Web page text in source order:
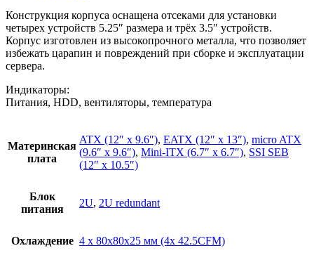
1x3.5ext,
2x3.5int,
650mm)
черный
Конструкция корпуса оснащена отсеками для установки
четырех устройств 5.25″ размера и трёх 3.5″ устройств.
Корпус изготовлен из высокопрочного металла, что позволяет
избежать царапин и повреждений при сборке и эксплуатации
сервера.
Индикаторы:
Питания, HDD, вентиляторы, температура
Материнская
плата
ATX (12″ x 9.6″), EATX (12″ x 13″), micro ATX
(9.6″ x 9.6″), Mini-ITX (6.7″ x 6.7″), SSI SEB
(12″ x 10.5″)
Блок
питания
2U, 2U redundant
Охлаждение 4 x 80x80x25 мм (4x 42.5CFM)